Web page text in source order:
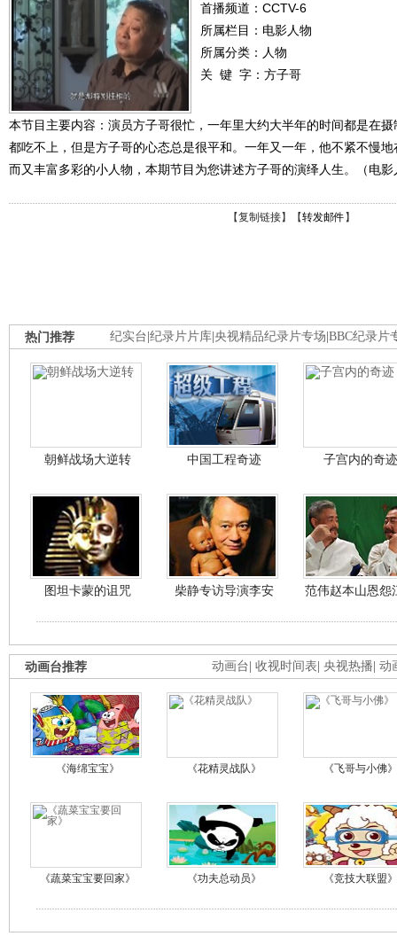
首播频道： CCTV-6
所属栏目： 电影人物
所属分类：人物
关 键 字： 方子哥
本节目主要内容：演员方子哥很忙，一年里大约大半年的时间都是在
都吃不上，但是方子哥的心态总是很平和。一年又一年，他不紧不慢
而又丰富多彩的小人物，本期节目为您讲述方子哥的演绎人生。（电
【复制链接】【转发邮件 】
纪实台 纪录片片库 央视精品纪录片专场 BBC纪录片
热门推荐
朝鲜战场大逆转 中国工程奇迹 子宫内的奇迹
图坦卡蒙的诅咒 柴静专访导演李安 范伟赵本山恩怨
动画台 收视时间表 央视热播 动
动画台推荐
《海绵宝宝》 《花精灵战队》 《飞哥与小佛》
《蔬菜宝宝要回家》 《功夫总动员》 《竞技大联盟》